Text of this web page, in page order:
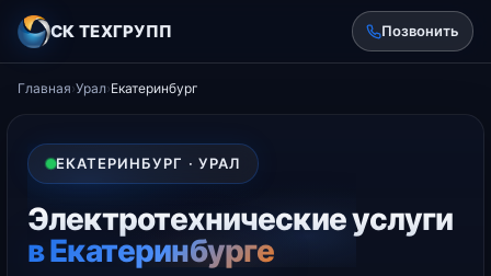
СК ТЕХГРУПП Позвонить
Главная›Урал›Екатеринбург
ЕКАТЕРИНБУРГ · УРАЛ
Электротехнические услуги
в Екатеринбурге